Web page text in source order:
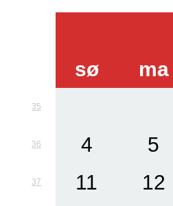
sø
ma
35
36 4 5
37 11 12